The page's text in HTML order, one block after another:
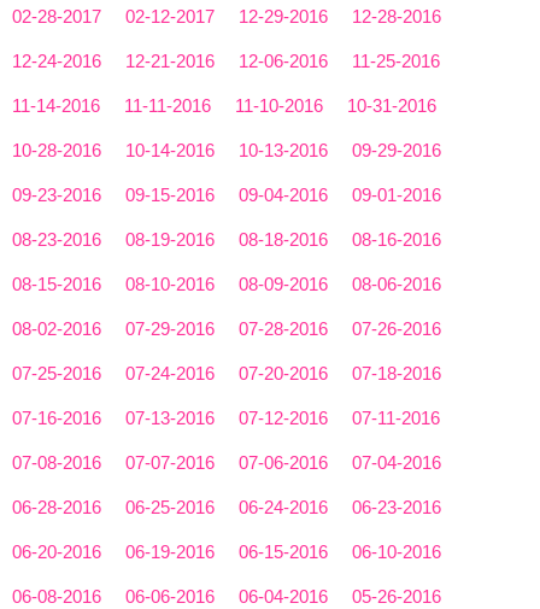
02-28-2017 02-12-2017 12-29-2016 12-28-2016
12-24-2016 12-21-2016 12-06-2016 11-25-2016
11-14-2016 11-11-2016 11-10-2016 10-31-2016
10-28-2016 10-14-2016 10-13-2016 09-29-2016
09-23-2016 09-15-2016 09-04-2016 09-01-2016
08-23-2016 08-19-2016 08-18-2016 08-16-2016
08-15-2016 08-10-2016 08-09-2016 08-06-2016
08-02-2016 07-29-2016 07-28-2016 07-26-2016
07-25-2016 07-24-2016 07-20-2016 07-18-2016
07-16-2016 07-13-2016 07-12-2016 07-11-2016
07-08-2016 07-07-2016 07-06-2016 07-04-2016
06-28-2016 06-25-2016 06-24-2016 06-23-2016
06-20-2016 06-19-2016 06-15-2016 06-10-2016
06-08-2016 06-06-2016 06-04-2016 05-26-2016